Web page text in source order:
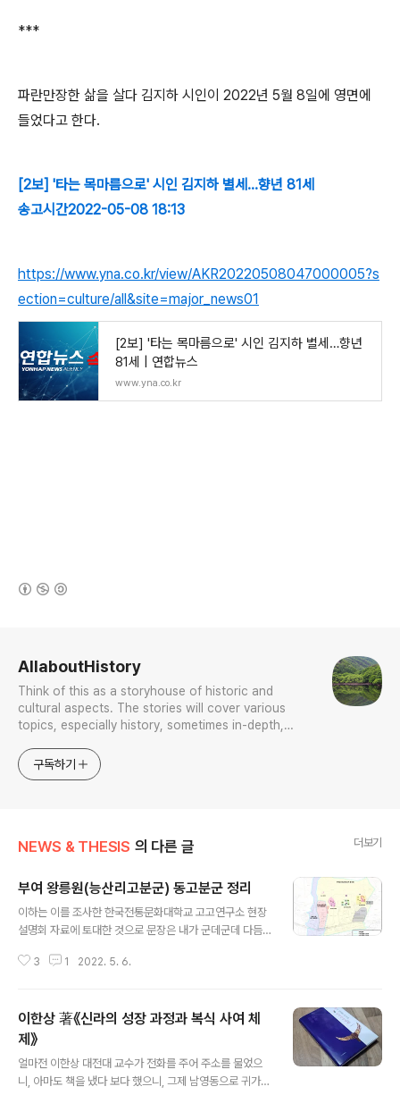
***
파란만장한 삶을 살다 김지하 시인이 2022년 5월 8일에 영면에
들었다고 한다.
[2보] '타는 목마름으로' 시인 김지하 별세…향년 81세
송고시간2022-05-08 18:13
https://www.yna.co.kr/view/AKR20220508047000005?s
ection=culture/all&site=major_news01
[2보] '타는 목마름으로' 시인 김지하 별세…향년
81세 | 연합뉴스
www.yna.co.kr
AllaboutHistory
Think of this as a storyhouse of historic and
cultural aspects. The stories will cover various
topics, especially history, sometimes in-depth,
approach will be to resist any common sense or
generalized viewpoint
구독하기
NEWS & THESIS 의 다른 글 더보기
부여 왕릉원(능산리고분군) 동고분군 정리
이하는 이를 조사한 한국전통문화대학교 고고연구소 현장
설명회 자료에 토대한 것으로 문장은 내가 군데군데 다듬
(1) 위치와 조사과정 고분은 능산리산 남쪽 구릉에 있는 동
흔적 등이 확인되어 위치를 어느 정도 추정할 수 있었다. 이
고분은 일제강점기 동고분군 배치도를 참고하면 1호분으
로 판단된다. 고분은 봉분이 남아있으나 그 경계 돌무더기
열이 확인되지 않아 조사는 묘광과 일제강점기 조사 자료
등을 통해 무덤방 위치와 규모를 파악한 후 묘광 장축 방향
3 1 2022. 5. 6.
이한상 著《신라의 성장 과정과 복식 사여 체
제》
얼마전 이한상 대전대 교수가 전화를 주어 주소를 물었으
니, 아마도 책을 냈다 보다 했으니, 그제 남영동으로 귀가하